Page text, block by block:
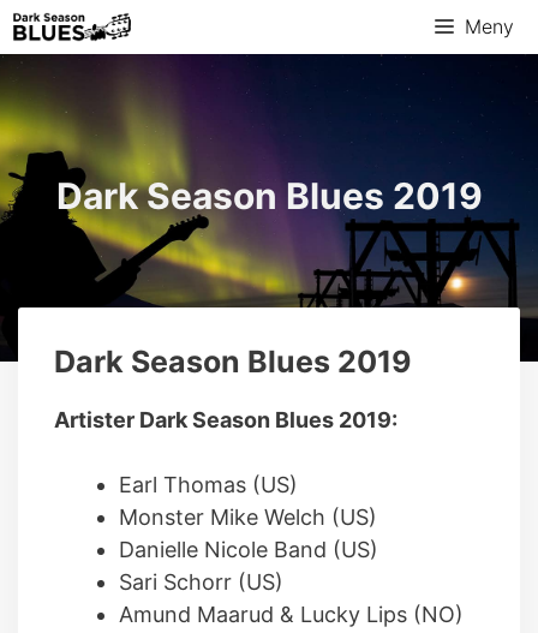
Hopp
til
Meny
Dark Season Blues 2019
Dark Season Blues 2019
Artister Dark Season Blues 2019:
Earl Thomas (US)
Monster Mike Welch (US)
Danielle Nicole Band (US)
Sari Schorr (US)
Amund Maarud & Lucky Lips (NO)